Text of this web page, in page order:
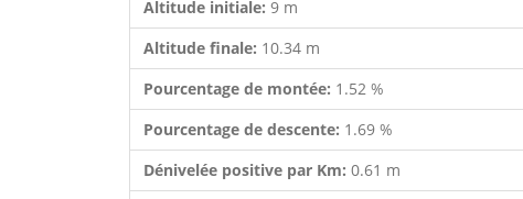
Altitude initiale: 9 m
Altitude finale: 10.34 m
Pourcentage de montée: 1.52 %
Pourcentage de descente: 1.69 %
Dénivelée positive par Km: 0.61 m